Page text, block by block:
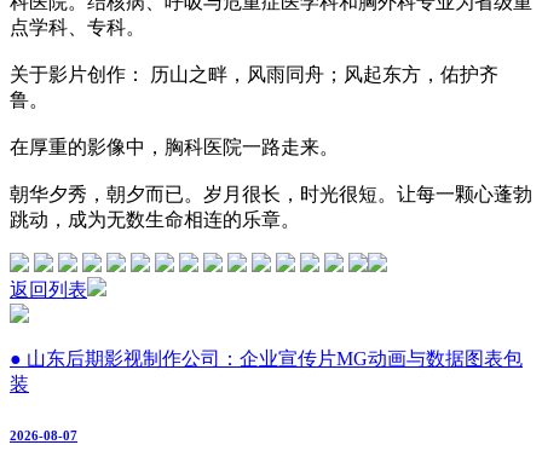
点学科、专科。
关于影片创作：
历山之畔，风雨同舟；风起东方，佑护齐
鲁。
在厚重的影像中，胸科医院一路走来。
朝华夕秀，朝夕而已。岁月很长，时光很短。让每一颗心蓬勃
跳动，成为无数生命相连的乐章。
返回列表
● 山东后期影视制作公司：企业宣传片MG动画与数据图表包
装
2026-08-07